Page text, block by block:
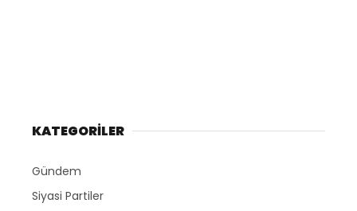
KATEGORİLER
Gündem
Siyasi Partiler